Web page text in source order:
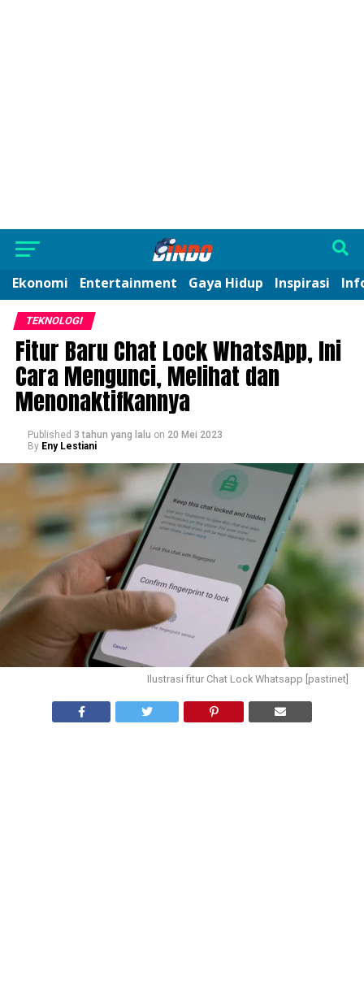
Ekonomi Entertainment Gaya Hidup Inspirasi
TEKNOLOGI
Fitur Baru Chat Lock WhatsApp, Ini
Cara Mengunci, Melihat dan
Menonaktifkannya
Published 3 tahun yang lalu on 20 Mei 2023
By Eny Lestiani
Ilustrasi fitur Chat Lock Whatsapp [pastinet]